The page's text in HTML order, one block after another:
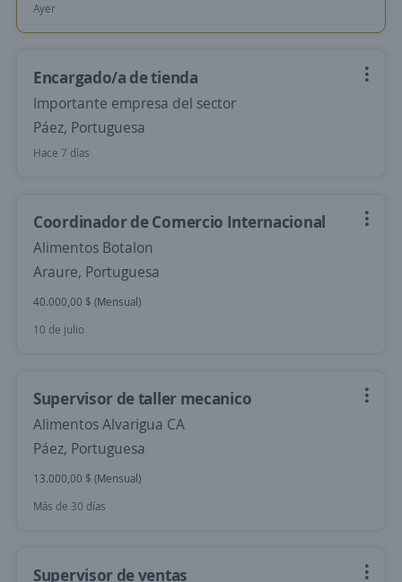
Ayer
Encargado/a de tienda
Importante empresa del sector
Páez, Portuguesa
Hace 7 días
Coordinador de Comercio Internacional
Alimentos Botalon
Araure, Portuguesa
40.000,00 $ (Mensual)
10 de julio
Supervisor de taller mecanico
Alimentos Alvarigua CA
Páez, Portuguesa
13.000,00 $ (Mensual)
Más de 30 días
Supervisor de ventas